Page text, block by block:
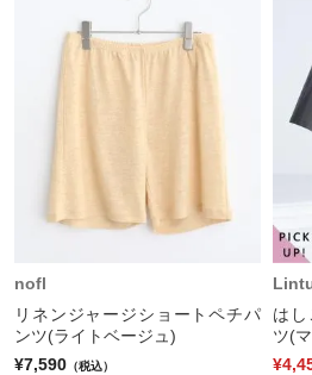
nofl
リネンジャージショートペチパ
ンツ(ライトベージュ)
¥7,590 （税込）
は
ツ(